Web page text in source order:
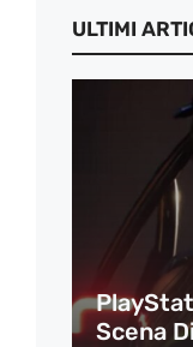
ULTIMI
Scena